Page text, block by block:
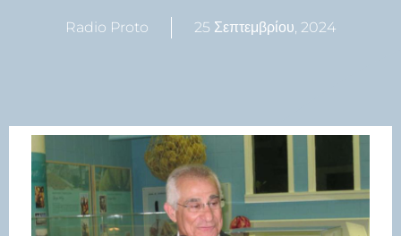
Radio Proto 25 Σεπτεμβρίου, 2024